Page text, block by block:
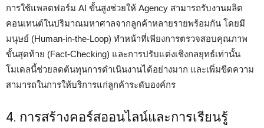
การใช้แพลตฟอร์ม AI ขั้นสูงช่วยให้ Agency สามารถรับงานผลิต
คอนเทนต์ในปริมาณมหาศาลจากลูกค้าหลายรายพร้อมกัน โดยมี
มนุษย์ (Human-in-the-Loop) ทำหน้าที่เพียงการตรวจสอบคุณภาพ
ขั้นสุดท้าย (Fact-Checking) และการปรับแต่งเชิงกลยุทธ์เท่านั้น
โมเดลนี้ช่วยลดต้นทุนการดำเนินงานได้อย่างมาก และเพิ่มขีดความ
สามารถในการให้บริการแก่ลูกค้าระดับองค์กร
4. การสร้างคอร์สออนไลน์และการเรียนรู้